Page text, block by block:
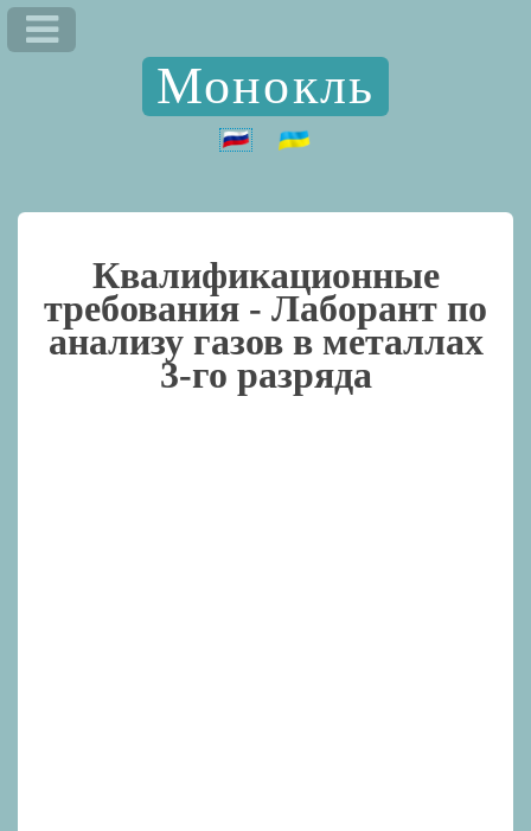
Монокль
Квалификационные
требования - Лаборант по
анализу газов в металлах
3-го разряда